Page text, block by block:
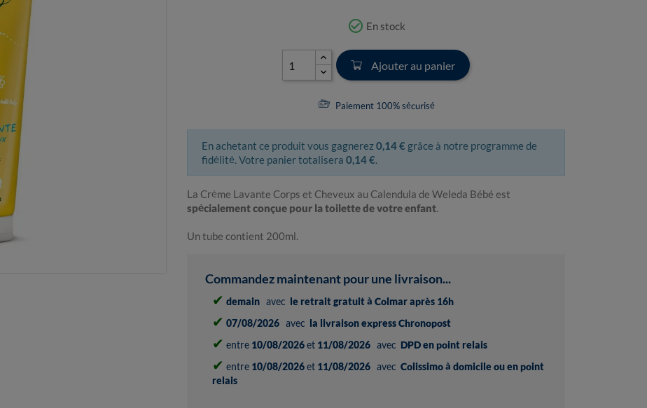
check_circle_outline En stock
Ajouter au panier
Paiement 100% sécurisé
En achetant ce produit vous gagnerez0,14 € grâce à notre programme de
fidélité. Votre panier totalisera 0,14 €.
La Crème Lavante Corps et Cheveux au Calendula de Weleda Bébé est
spécialement conçue pour la toilette de votre enfant.
Un tube contient 200ml.
Commandez maintenant pour une livraison...
✔ demain avec le retrait gratuit à Colmar après 16h
✔ 07/08/2026 avec la livraison express Chronopost
✔ entre 10/08/2026et 11/08/2026 avec DPD en point relais
✔ entre 10/08/2026et 11/08/2026 avec Colissimo à domicile ou en point
relais